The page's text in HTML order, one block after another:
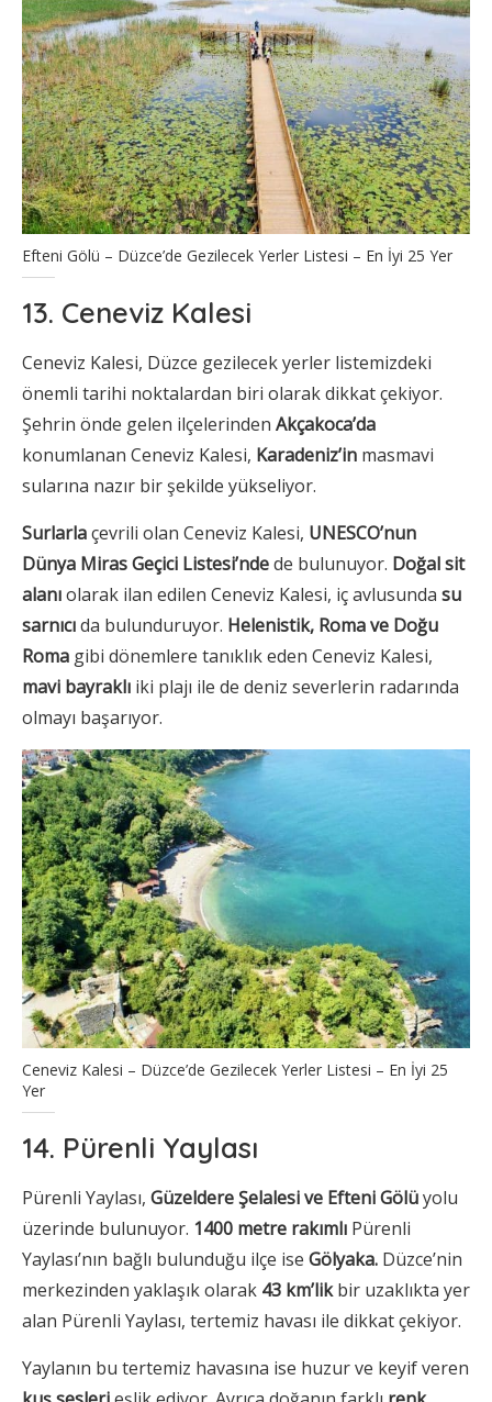
Efteni Gölü – Düzce’de Gezilecek Yerler Listesi – En İyi 25 Yer
13. Ceneviz Kalesi
Ceneviz Kalesi, Düzce gezilecek yerler listemizdeki
önemli tarihi noktalardan biri olarak dikkat çekiyor.
Şehrin önde gelen ilçelerinden Akçakoca’da
konumlanan Ceneviz Kalesi, Karadeniz’in masmavi
sularına nazır bir şekilde yükseliyor.
Surlarlaçevrili olan Ceneviz Kalesi, UNESCO’nun
Dünya Miras Geçici Listesi’ndede bulunuyor. Doğal sit
alanıolarak ilan edilen Ceneviz Kalesi, iç avlusunda su
sarnıcıda bulunduruyor. Helenistik, Roma ve Doğu
Roma gibi dönemlere tanıklık eden Ceneviz Kalesi,
mavi bayraklı iki plajı ile de deniz severlerin radarında
olmayı başarıyor.
Ceneviz Kalesi – Düzce’de Gezilecek Yerler Listesi – En İyi 25
Yer
14. Pürenli Yaylası
Pürenli Yaylası, Güzeldere Şelalesi ve Efteni Gölüyolu
üzerinde bulunuyor. 1400 metre rakımlı Pürenli
Yaylası’nın bağlı bulunduğu ilçe ise Gölyaka. Düzce’nin
merkezinden yaklaşık olarak 43 km’likbir uzaklıkta yer
alan Pürenli Yaylası, tertemiz havası ile dikkat çekiyor.
Yaylanın bu tertemiz havasına ise huzur ve keyif veren